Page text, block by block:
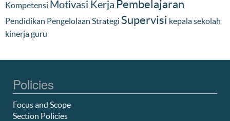
Kompetensi Motivasi Kerja Pembelajaran
Pendidikan Pengelolaan Strategi Supervisi kepala sekolah
kinerja guru
Policies
Focus and Scope
Section Policies